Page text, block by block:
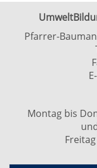
Pfarrer-
Montag bis